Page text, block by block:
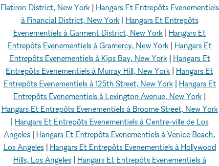
Flatiron District, New York| Hangars Et Entrepôts Evenementiels
à Financial District, New York| Hangars Et Entrepôts
Evenementiels à Garment District, New York
Hangars Et
Entrepôts Evenementiels à Gramercy, New York
Hangars Et
Entrepôts Evenementiels à Kips Bay, New York| Hangars Et
Entrepôts Evenementiels à Murray Hill, New York
Hangars Et
Entrepôts Evenementiels à 125th Street, New York| Hangars Et
Entrepôts Evenementiels à Lexington Avenue, New York
Hangars Et Entrepôts Evenementiels à Broome Street, New York
Hangars Et Entrepôts Evenementiels à Centre-ville de Los
Angeles
Hangars Et Entrepôts Evenementiels à Venice Beach,
Los Angeles| Hangars Et Entrepôts Evenementiels à Hollywood
Hills, Los Angeles| Hangars Et Entrepôts Evenementiels à